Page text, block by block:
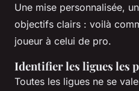
Une mise personnalisée,
objectifs clairs : voilà
joueur à celui de pro.
Identifier les ligues les
Toutes les ligues ne se